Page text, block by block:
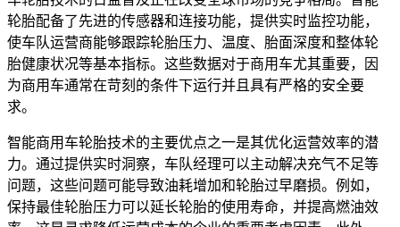
轮胎配备了先进的传感器和连接功能，提供实时监控功能，
使车队运营商能够跟踪轮胎压力、温度、胎面深度和整体轮
胎健康状况等基本指标。这些数据对于商用车尤其重要，因
为商用车通常在苛刻的条件下运行并且具有严格的安全要
求。
智能商用车轮胎技术的主要优点之一是其优化运营效率的潜
力。通过提供实时洞察，车队经理可以主动解决充气不足等
问题，这些问题可能导致油耗增加和轮胎过早磨损。例如，
保持最佳轮胎压力可以延长轮胎的使用寿命，并提高燃油效